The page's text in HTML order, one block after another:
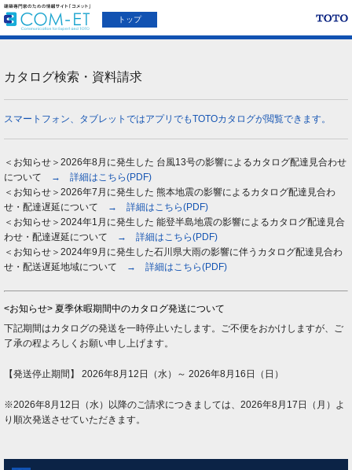
トップ
カタログ検索・資料請求
スマートフォン、タブレットではアプリでもTOTOカタログが閲覧できます。
＜お知らせ＞2026年8月に発生した 台風13号の影響によるカタログ配達見合わせ
について
→ 詳細はこちら(PDF)
＜お知らせ＞2026年7月に発生した 熊本地震の影響によるカタログ配達見合わ
せ・配達遅延について
→ 詳細はこちら(PDF)
＜お知らせ＞2024年1月に発生した 能登半島地震の影響によるカタログ配達見合
わせ・配達遅延について
→ 詳細はこちら(PDF)
＜お知らせ＞2024年9月に発生した石川県大雨の影響に伴うカタログ配達見合わ
せ・配送遅延地域について
→ 詳細はこちら(PDF)
<お知らせ> 夏季休暇期間中のカタログ発送について
下記期間はカタログの発送を一時停止いたします。ご不便をおかけしますが、ご
了承の程よろしくお願い申し上げます。
【発送停止期間】 2026年8月12日（水）～ 2026年8月16日（日）
※2026年8月12日（水）以降のご請求につきましては、2026年8月17日（月）よ
り順次発送させていただきます。